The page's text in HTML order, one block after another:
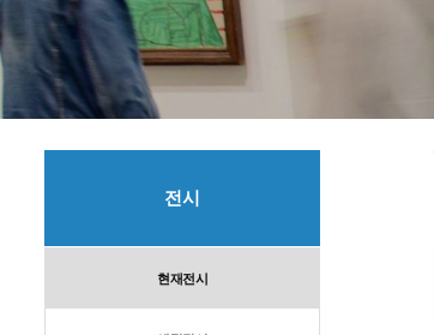
전시
현재전시